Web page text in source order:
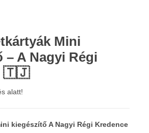
Mini
– A Nagyi Régi
🇹🇯
alatt!
kiegészítő A Nagyi Régi Kredence